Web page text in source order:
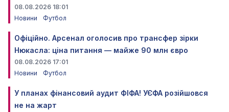
08.08.2026 18:01
Новини
Футбол
Офіційно. Арсенал оголосив про трансфер зірки
Нюкасла: ціна питання — майже 90 млн євро
08.08.2026 17:01
Новини
Футбол
У планах фінансовий аудит ФІФА! УЄФА розійшовся
не на жарт